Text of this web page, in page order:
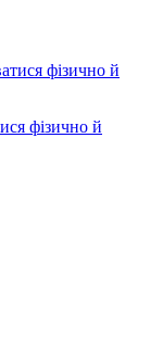
фізично й